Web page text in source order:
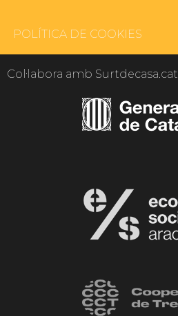
POLÍTICA DE COOKIES
Col·labora amb Surtdecasa.cat